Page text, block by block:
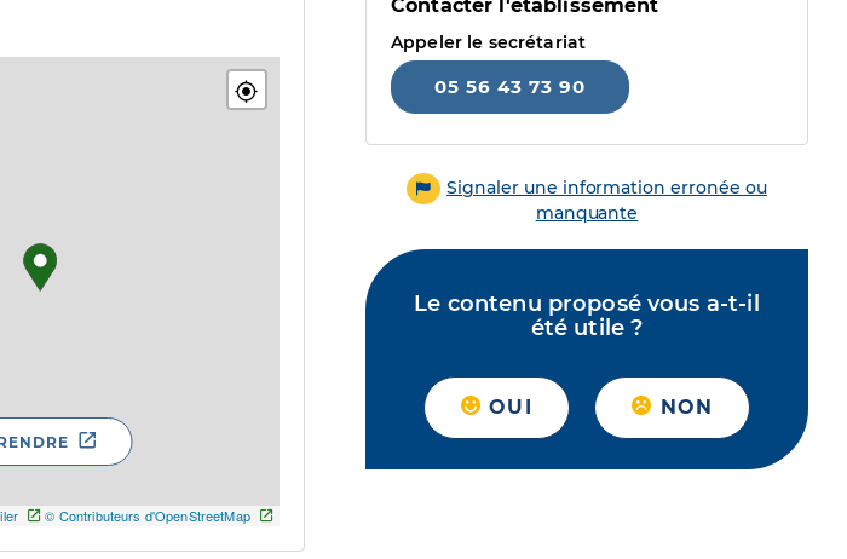
© Contributeurs d'OpenStreetMap
Contacter l'établissement
Appeler le secrétariat
05 56 43 73 90
Signaler une information erronée ou
manquante
Le contenu proposé vous a-t-il
été utile ?
OUI NON